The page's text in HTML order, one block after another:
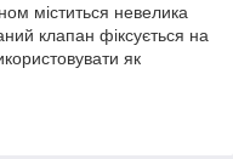
міститься невелика
клапан фіксується на
як